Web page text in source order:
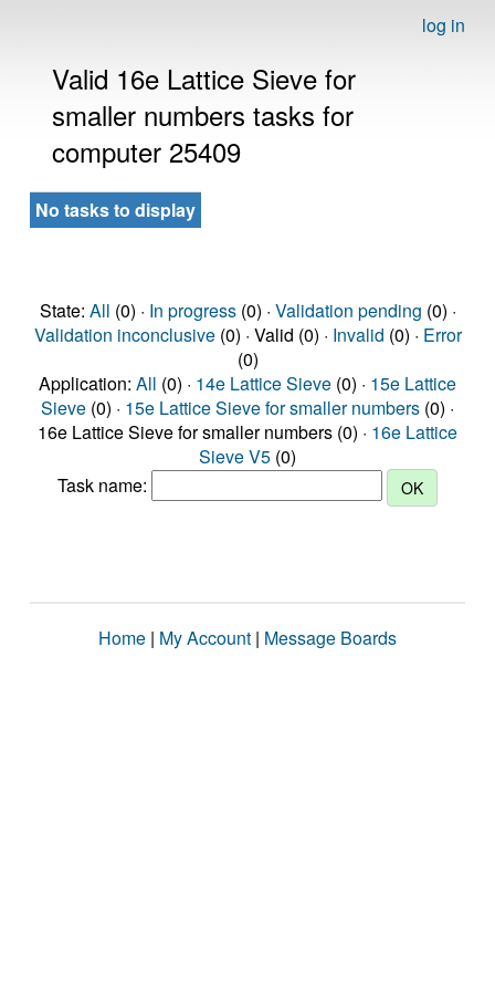
log in
Valid 16e Lattice Sieve for
smaller numbers tasks for
computer 25409
No tasks to display
State: All (0) · In progress(0) · Validation pending (0) ·
Validation inconclusive(0) · Valid (0) · Invalid (0) · Error
(0)
Application: All (0) · 14e Lattice Sieve (0) · 15e Lattice
Sieve (0) · 15e Lattice Sieve for smaller numbers (0) ·
16e Lattice Sieve for smaller numbers (0) · 16e Lattice
Sieve V5 (0)
Task name:
Home | My Account | Message Boards